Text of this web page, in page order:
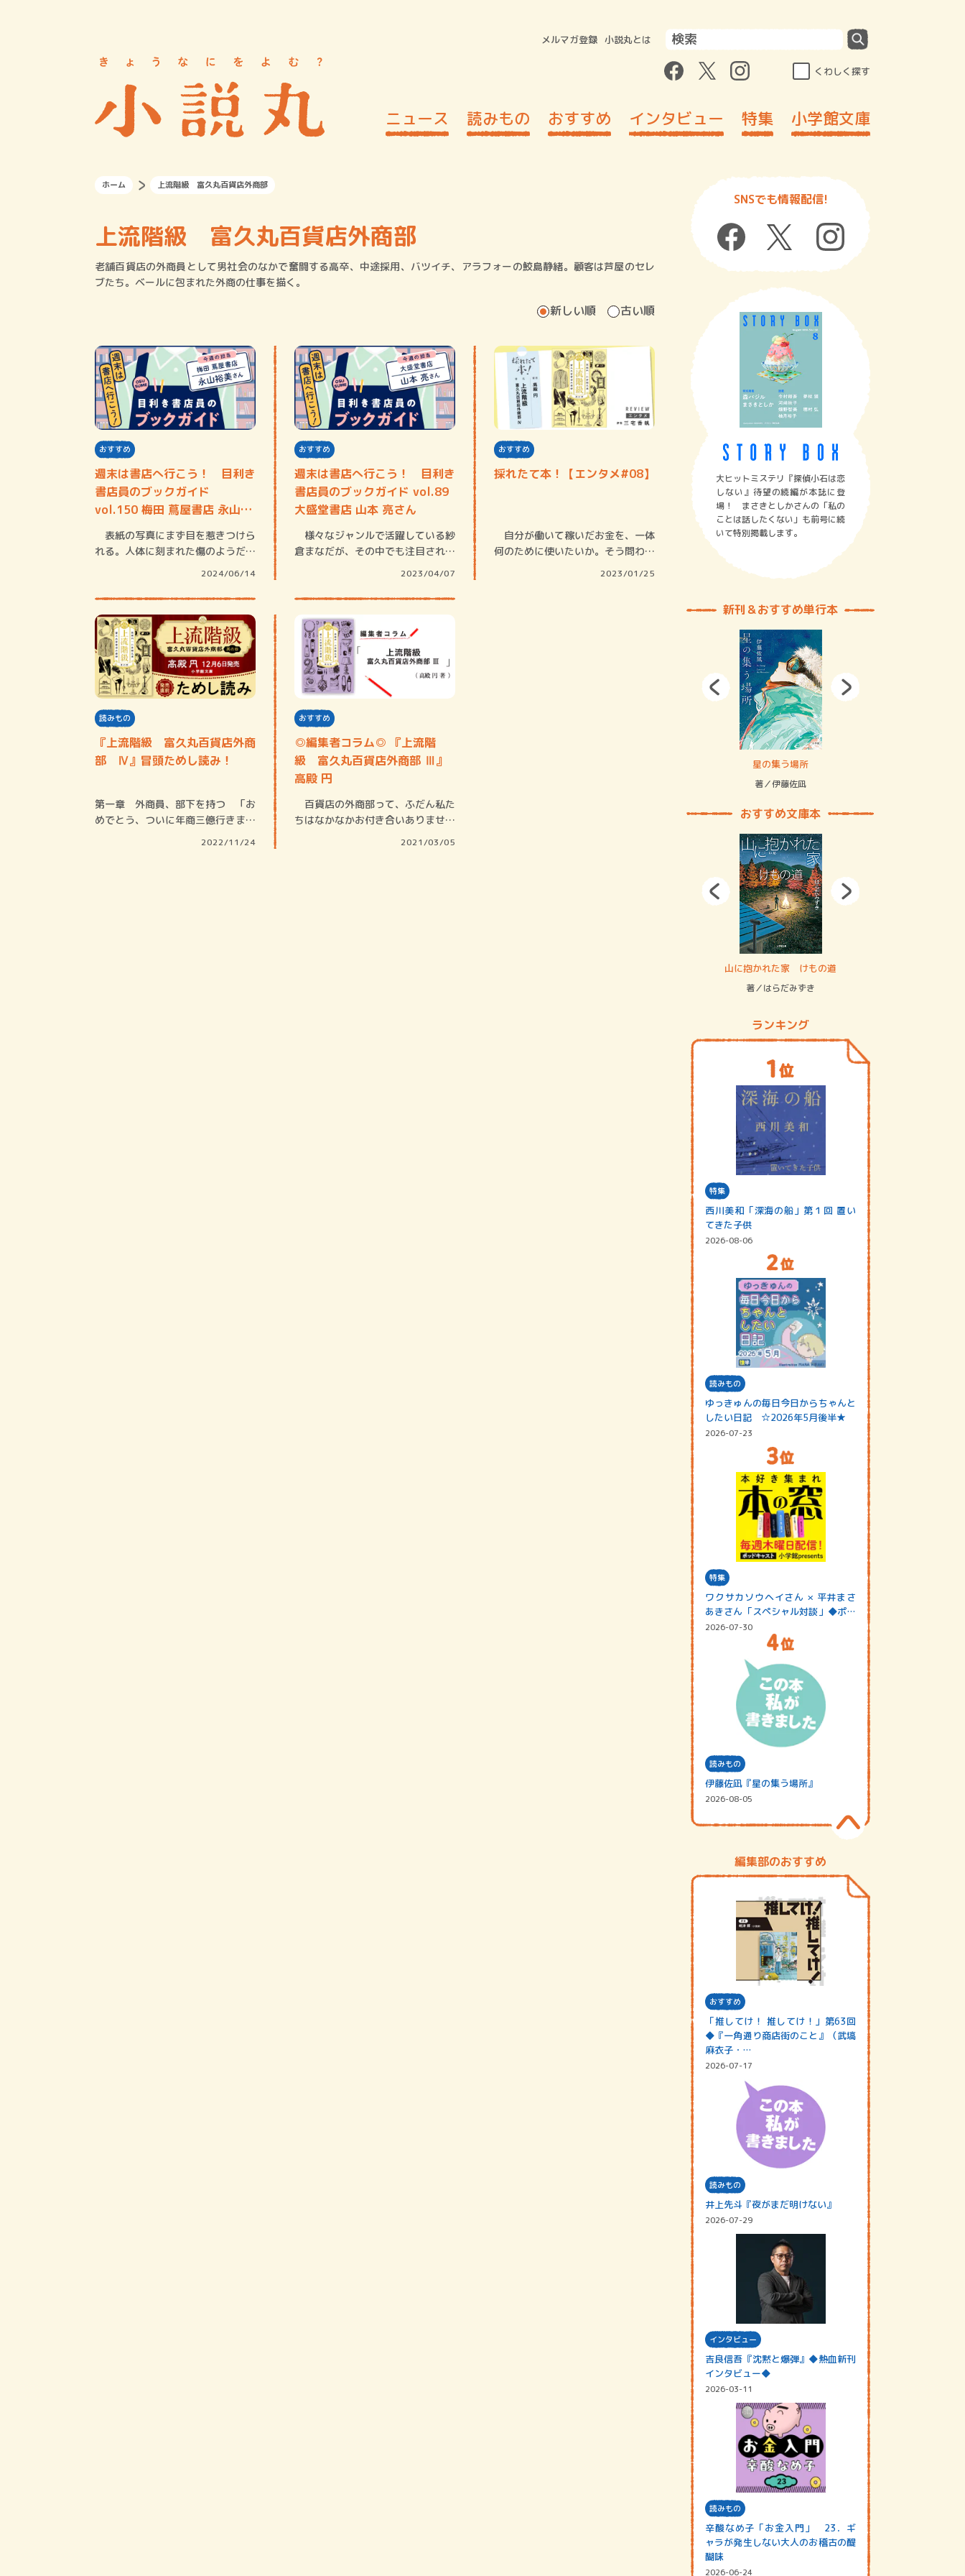
メルマガ登録 小説丸とは
くわしく探す
ニュース 読みもの おすすめ インタビュー 特集 小学館文庫
ホーム 上流階級 富久丸百貨店外商部
上流階級 富久丸百貨店外商部
老舗百貨店の外商員として男社会のなかで奮闘する高卒、中途採用、バツイチ、アラフォーの鮫島静緒。顧客は芦屋のセレ
ブたち。ベールに包まれた外商の仕事を描く。
新しい順 古い順
おすすめ
週末は書店へ行こう！ 目利き
書店員のブックガイド
vol.150 梅田 蔦屋書店 永山裕
美さん
表紙の写真にまず目を惹きつけら
れる。人体に刻まれた傷のようだ。
2024/06/14
おすすめ
週末は書店へ行こう！ 目利き
書店員のブックガイド vol.89
大盛堂書店 山本 亮さん
様々なジャンルで活躍している紗
倉まなだが、その中でも注目される
2023/04/07
おすすめ
採れたて本！【エンタメ#08】
自分が働いて稼いだお金を、一体
何のために使いたいか。そう問われ
2023/01/25
読みもの
『上流階級 富久丸百貨店外商
部 Ⅳ』冒頭ためし読み！
第一章 外商員、部下を持つ 「お
めでとう、ついに年商三億行きまし
2022/11/24
おすすめ
◎編集者コラム◎ 『上流階
級 富久丸百貨店外商部 Ⅲ』
高殿 円
百貨店の外商部って、ふだん私た
ちはなかなかお付き合いありません
2021/03/05
SNSでも情報配信!
大ヒットミステリ『探偵小石は恋
しない』待望の続編が本誌に登
場！ まさきとしかさんの「私の
ことは話したくない」も前号に続
いて特別掲載します。
新刊＆おすすめ単行本
星の集う場所
著／伊藤佐凪
おすすめ文庫本
山に抱かれた家 けもの道
著／はらだみずき
ランキング
特集
西川美和「深海の船」第１回 置い
てきた子供
2026-08-06
読みもの
ゆっきゅんの毎日今日からちゃんと
したい日記 ☆2026年5月後半★
2026-07-23
特集
ワクサカソウヘイさん × 平井まさ
あきさん「スペシャル対談」◆ポッ
ドキャスト…
2026-07-30
読みもの
伊藤佐凪『星の集う場所』
2026-08-05
編集部のおすすめ
おすすめ
「推してけ！ 推してけ！」第63回
◆『一角通り商店街のこと』（武塙
麻衣子・…
2026-07-17
読みもの
井上先斗『夜がまだ明けない』
2026-07-29
インタビュー
吉良信吾『沈黙と爆弾』◆熱血新刊
インタビュー◆
2026-03-11
読みもの
辛酸なめ子「お金入門」 23．ギ
ャラが発生しない大人のお稽古の醍
醐味
2026-06-24